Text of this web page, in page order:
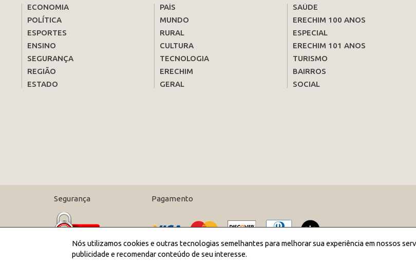
ECONOMIA
POLÍTICA
ESPORTES
ENSINO
SEGURANÇA
REGIÃO
ESTADO
PAÍS
MUNDO
RURAL
CULTURA
TECNOLOGIA
ERECHIM
GERAL
SAÚDE
ERECHIM 100 ANOS
ESPECIAL
ERECHIM 101 ANOS
TURISMO
BAIRROS
SOCIAL
Segurança Pagamento
Nós utilizamos cookies e outras tecnologias semelhantes para melhorar sua experiência em nossos
publicidade e recomendar conteúdo de seu interesse.